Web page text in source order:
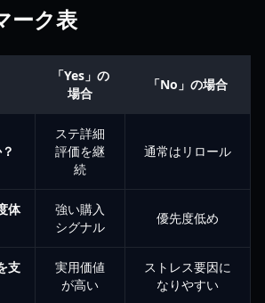
ーク表
「Yes」の
場合
「No」の場合
ステ詳細
評価を継
続
通常はリロール
体
強い購入
シグナル
優先度低め
支
実用価値
が高い
ストレス要因に
なりやすい